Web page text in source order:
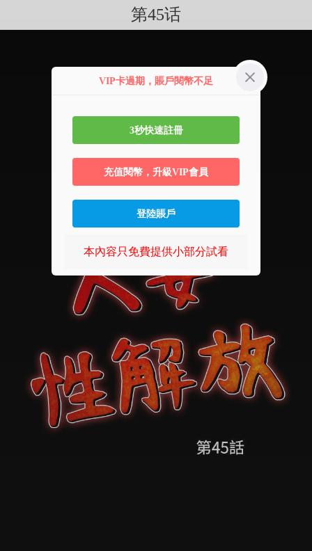
第45话
VIP卡過期，賬戶閱幣不足
3秒快速註冊
充值閱幣，升級VIP會員
登陸賬戶
本內容只免費提供小部分試看